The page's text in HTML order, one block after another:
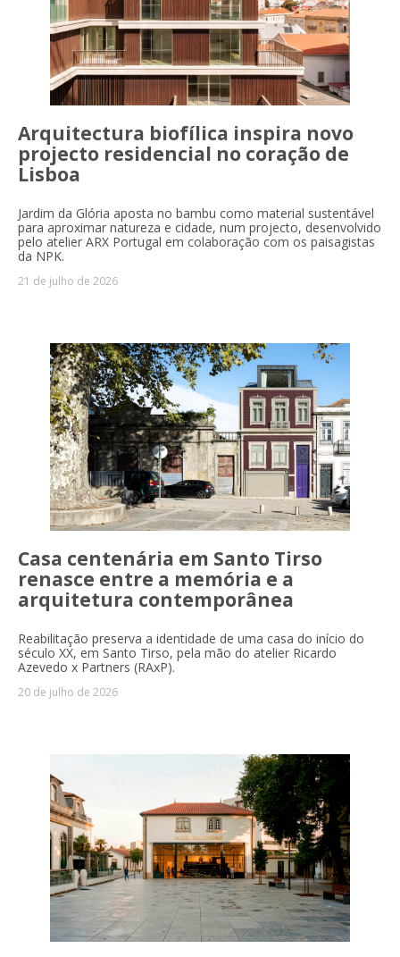
Arquitectura biofílica inspira novo
projecto residencial no coração de
Lisboa
Jardim da Glória aposta no bambu como material sustentável
para aproximar natureza e cidade, num projecto, desenvolvido
pelo atelier ARX Portugal em colaboração com os paisagistas
da NPK.
21 de julho de 2026
Casa centenária em Santo Tirso
renasce entre a memória e a
arquitetura contemporânea
Reabilitação preserva a identidade de uma casa do início do
século XX, em Santo Tirso, pela mão do atelier Ricardo
Azevedo x Partners (RAxP).
20 de julho de 2026